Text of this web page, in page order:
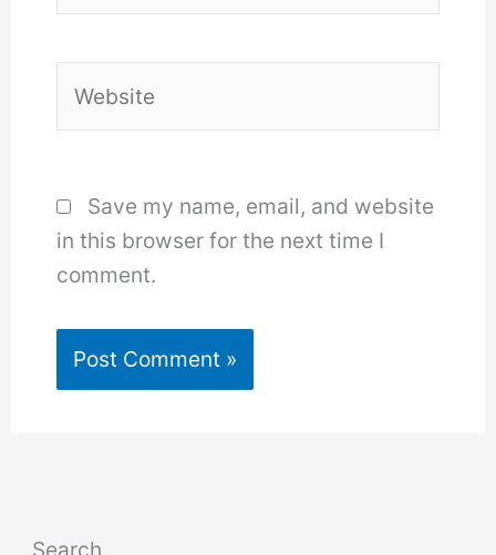
Save my name, email, and website
in this browser for the next time I
comment.
Search